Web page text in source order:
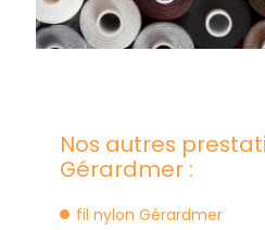
Nos autres
Gérardmer :
fil nylon Gérardmer